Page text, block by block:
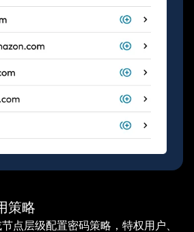
策略
点层级配置密码策略，特权用户、